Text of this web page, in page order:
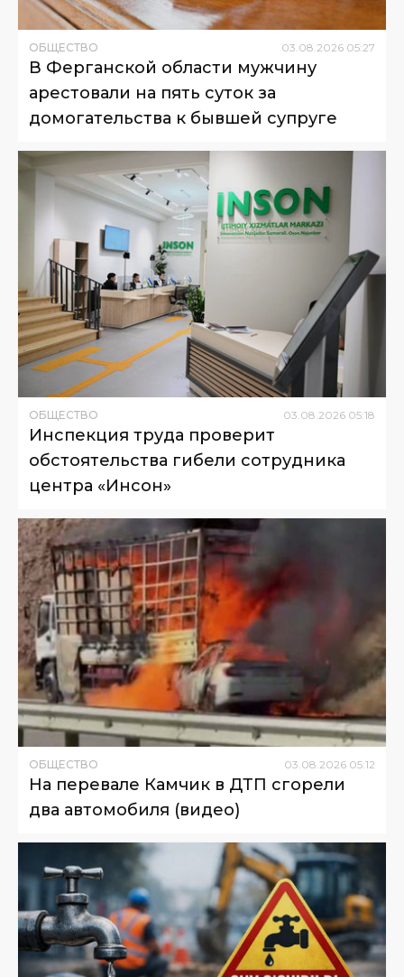
ОБЩЕСТВО 03.08.2026 05:27
В Ферганской области мужчину
арестовали на пять суток за
домогательства к бывшей супруге
ОБЩЕСТВО 03 08 2026 05:18
Инспекция труда проверит
обстоятельства гибели сотрудника
центра «Инсон»
ОБЩЕСТВО 03 08 2026 05:12
На перевале Камчик в ДТП сгорели
два автомобиля (видео)